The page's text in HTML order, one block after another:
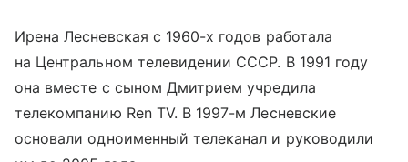
Ирена Лесневская с 1960-х годов работала
на Центральном телевидении СССР. В 1991 году
она вместе с сыном Дмитрием учредила
телекомпанию Ren TV. В 1997-м Лесневские
основали одноименный телеканал и руководили